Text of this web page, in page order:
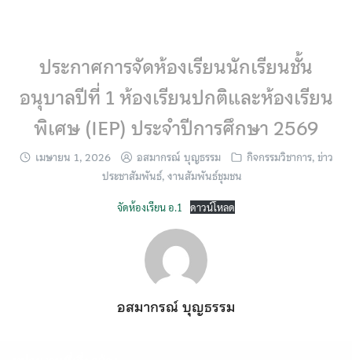
ประกาศการจัดห้องเรียนนักเรียนชั้น
อนุบาลปีที่ 1 ห้องเรียนปกติและห้องเรียน
พิเศษ (IEP) ประจำปีการศึกษา 2569
เมษายน 1, 2026 อสมากรณ์ บุญธรรม กิจกรรมวิชาการ,ข่าว
ประชาสัมพันธ์,งานสัมพันธ์ชุมชน
จัดห้องเรียน อ.1 ดาวน์โหลด
อสมากรณ์ บุญธรรม